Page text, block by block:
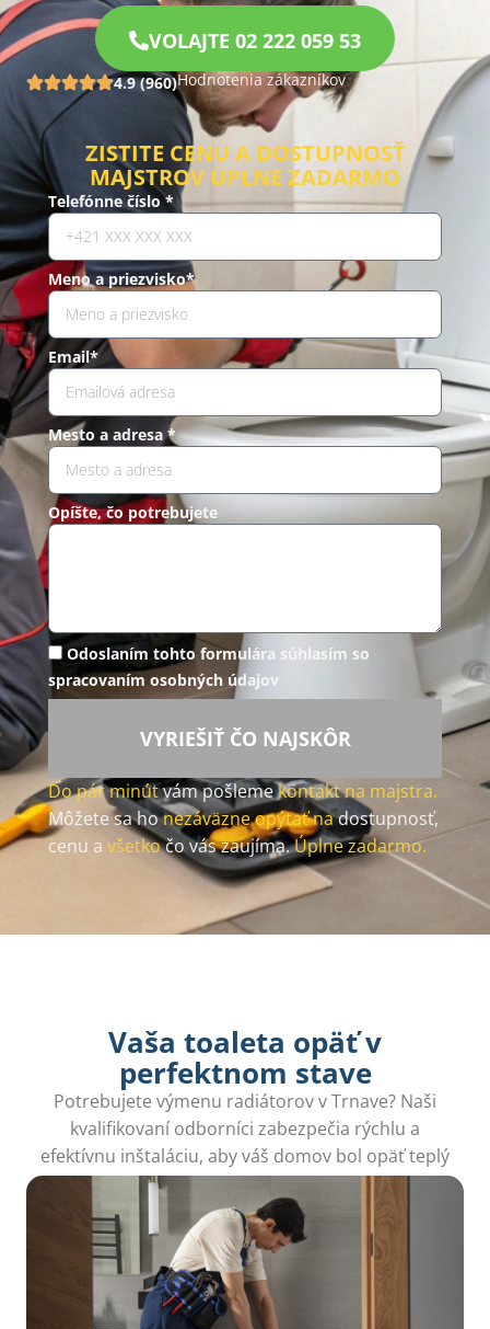
VOLAJTE 02 222 059 53
4.9 (960)Hodnotenia zákazníkov
ZISTITE CENU A DOSTUPNOSŤ
MAJSTROV ÚPLNE ZADARMO
Telefónne číslo *
Meno a priezvisko*
Email*
Mesto a adresa *
Opíšte, čo potrebujete
Odoslaním tohto formulára súhlasím so
spracovaním osobných údajov
VYRIEŠIŤ ČO NAJSKÔR
Do pár minútvám pošlemekontakt na majstra.
Môžete sa honezáväzne opýtať nadostupnosť,
cenu a všetkočo vás zaujíma.Úplne zadarmo.
Vaša toaleta opäť v
perfektnom stave
Potrebujete výmenu radiátorov v Trnave? Naši
kvalifikovaní odborníci zabezpečia rýchlu a
efektívnu inštaláciu, aby váš domov bol opäť teplý
a príjemný.